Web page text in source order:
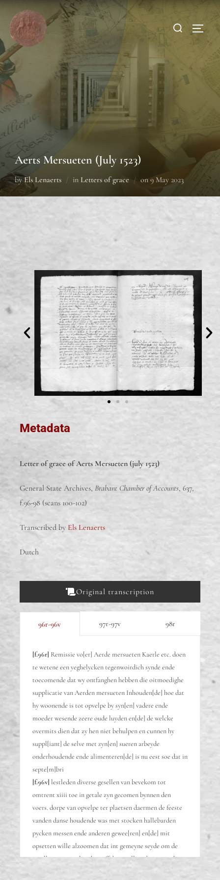
Aerts Mersueten (July 1523)
byEls Lenaerts in Letters of grace on 9 May 2023
Metadata
Letter of grace of Aerts Mersueten (july 1523)
General State Archives, Brabant Chamber of Accounts, 637,
f.96-98 (scans 100-102)
Transcribed by Els Lenaerts
Dutch
Original transcription
96r-96v 97r-97v 98r
[f.96r] Remissie vo[er] Aerde mersueten Kaerle etc. doen
te wetene een yeghelycken tegenwoirdich synde ende
toecomende dat wy ontfanghen hebben die oitmoedighe
supplicatie van Aerden mersueten Inhouden[de] hoe dat
hy woonende is tot opvelpe by syn[en] vadere ende
moeder wesende zeere oude luyden en[de] de welcke
overmits dien dat zy hen niet behulpen en cunnen hy
suppl[iant] de selve met zyn[en] sueren arbeyde
onderhoudende ende alimenteren[de] is nu eest soe dat in
septe[m]bri
[f.96v] lestleden diverse gesellen van bevekom tot
omtrent xiiii toe in getale zyn gecomen bynnen den
voers. dorpe van opvelpe ter plaetsen daermen de feeste
vanden danse houdende was met stocken hallebarden
pycken messen ende anderen gewee[ren] en[de] mit
opsetten wille alzoomen dat int gemeyne seyde om de
gesellen van opvelpe daer aff de suppl[iant] een was die